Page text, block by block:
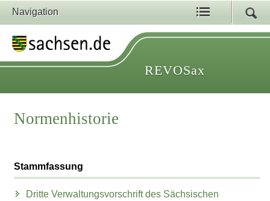
Navigation
REVOSax
Normenhistorie
Stammfassung
Dritte Verwaltungsvorschrift des Sächsischen